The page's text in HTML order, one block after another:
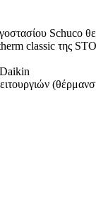
Schuco
classic της STO